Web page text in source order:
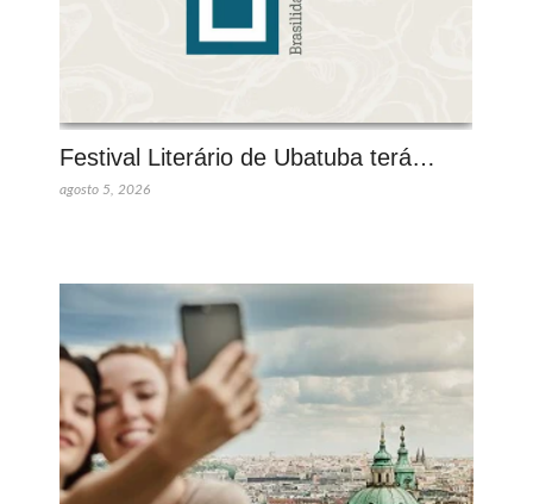
Festival Literário de Ubatuba terá…
agosto 5, 2026